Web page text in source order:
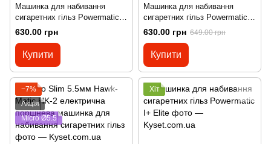
Машинка для набивання
сигаретних гільз Powermatic
Mini
630.00 грн
Купити
Машинка для набивання
сигаретних гільз Powermatic
Mini Zorr
630.00 грн 649.00 грн
Купити
−7%
Акція
Micro Ø5.5
Хіт